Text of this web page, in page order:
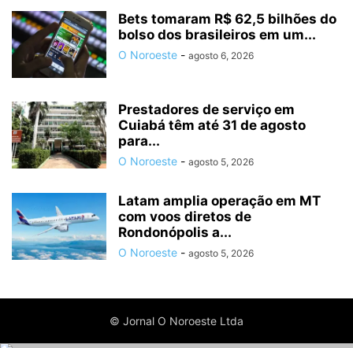
Bets tomaram R$ 62,5 bilhões do
bolso dos brasileiros em um...
O Noroeste - agosto 6, 2026
Prestadores de serviço em
Cuiabá têm até 31 de agosto
para...
O Noroeste - agosto 5, 2026
Latam amplia operação em MT
com voos diretos de
Rondonópolis a...
O Noroeste - agosto 5, 2026
© Jornal O Noroeste Ltda